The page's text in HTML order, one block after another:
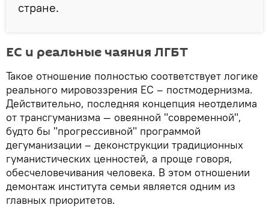
стране.
ЕС и реальные чаяния ЛГБТ
Такое отношение полностью соответствует логике
реального мировоззрения ЕС – постмодернизма.
Действительно, последняя концепция неотделима
от трансгуманизма — овеянной "современной",
будто бы "прогрессивной" программой
дегуманизации – деконструкции традиционных
гуманистических ценностей, а проще говоря,
обесчеловечивания человека. В этом отношении
демонтаж института семьи является одним из
главных приоритетов.